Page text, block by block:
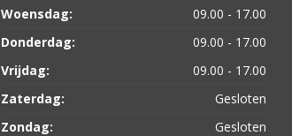
Woensdag:
09.00 - 17.00
Donderdag:
09.00 - 17.00
Vrijdag:
09.00 - 17.00
Zaterdag:
Gesloten
Zondag:
Gesloten